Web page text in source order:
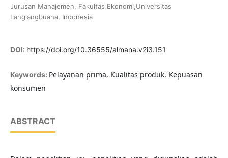
Jurusan Manajemen, Fakultas Ekonomi,Universitas
Langlangbuana, Indonesia
DOI: https://doi.org/10.36555/almana.v2i3.151
Keywords: Pelayanan prima, Kualitas produk, Kepuasan
konsumen
ABSTRACT